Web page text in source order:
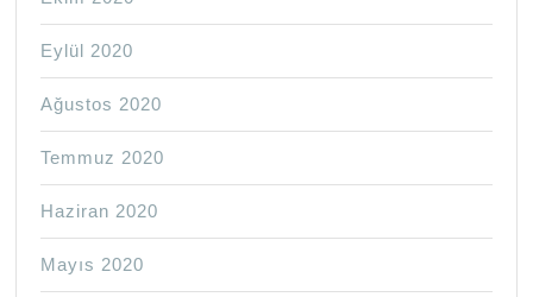
Eylül 2020
Ağustos 2020
Temmuz 2020
Haziran 2020
Mayıs 2020